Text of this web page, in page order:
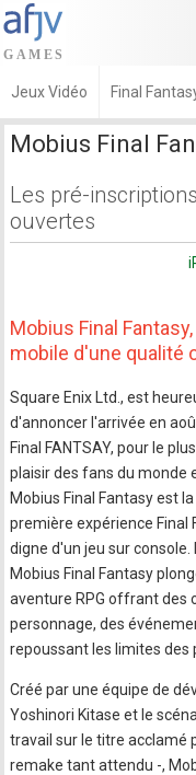
Jeux Vidéo Final
Mobius Final
Les pré-
ouvertes
Mobius Final
mobile d'une qualité
Square Enix Ltd., est
d'annoncer l'arrivée en
Final FANTSAY, pour le
plaisir des fans du monde
Mobius Final Fantasy est
première expérience
digne d'un jeu sur
Mobius Final Fantasy
aventure RPG offrant des
personnage, des
repoussant les limites des
Créé par une équipe de
Yoshinori Kitase et le
travail sur le titre acclamé
remake tant attendu -,